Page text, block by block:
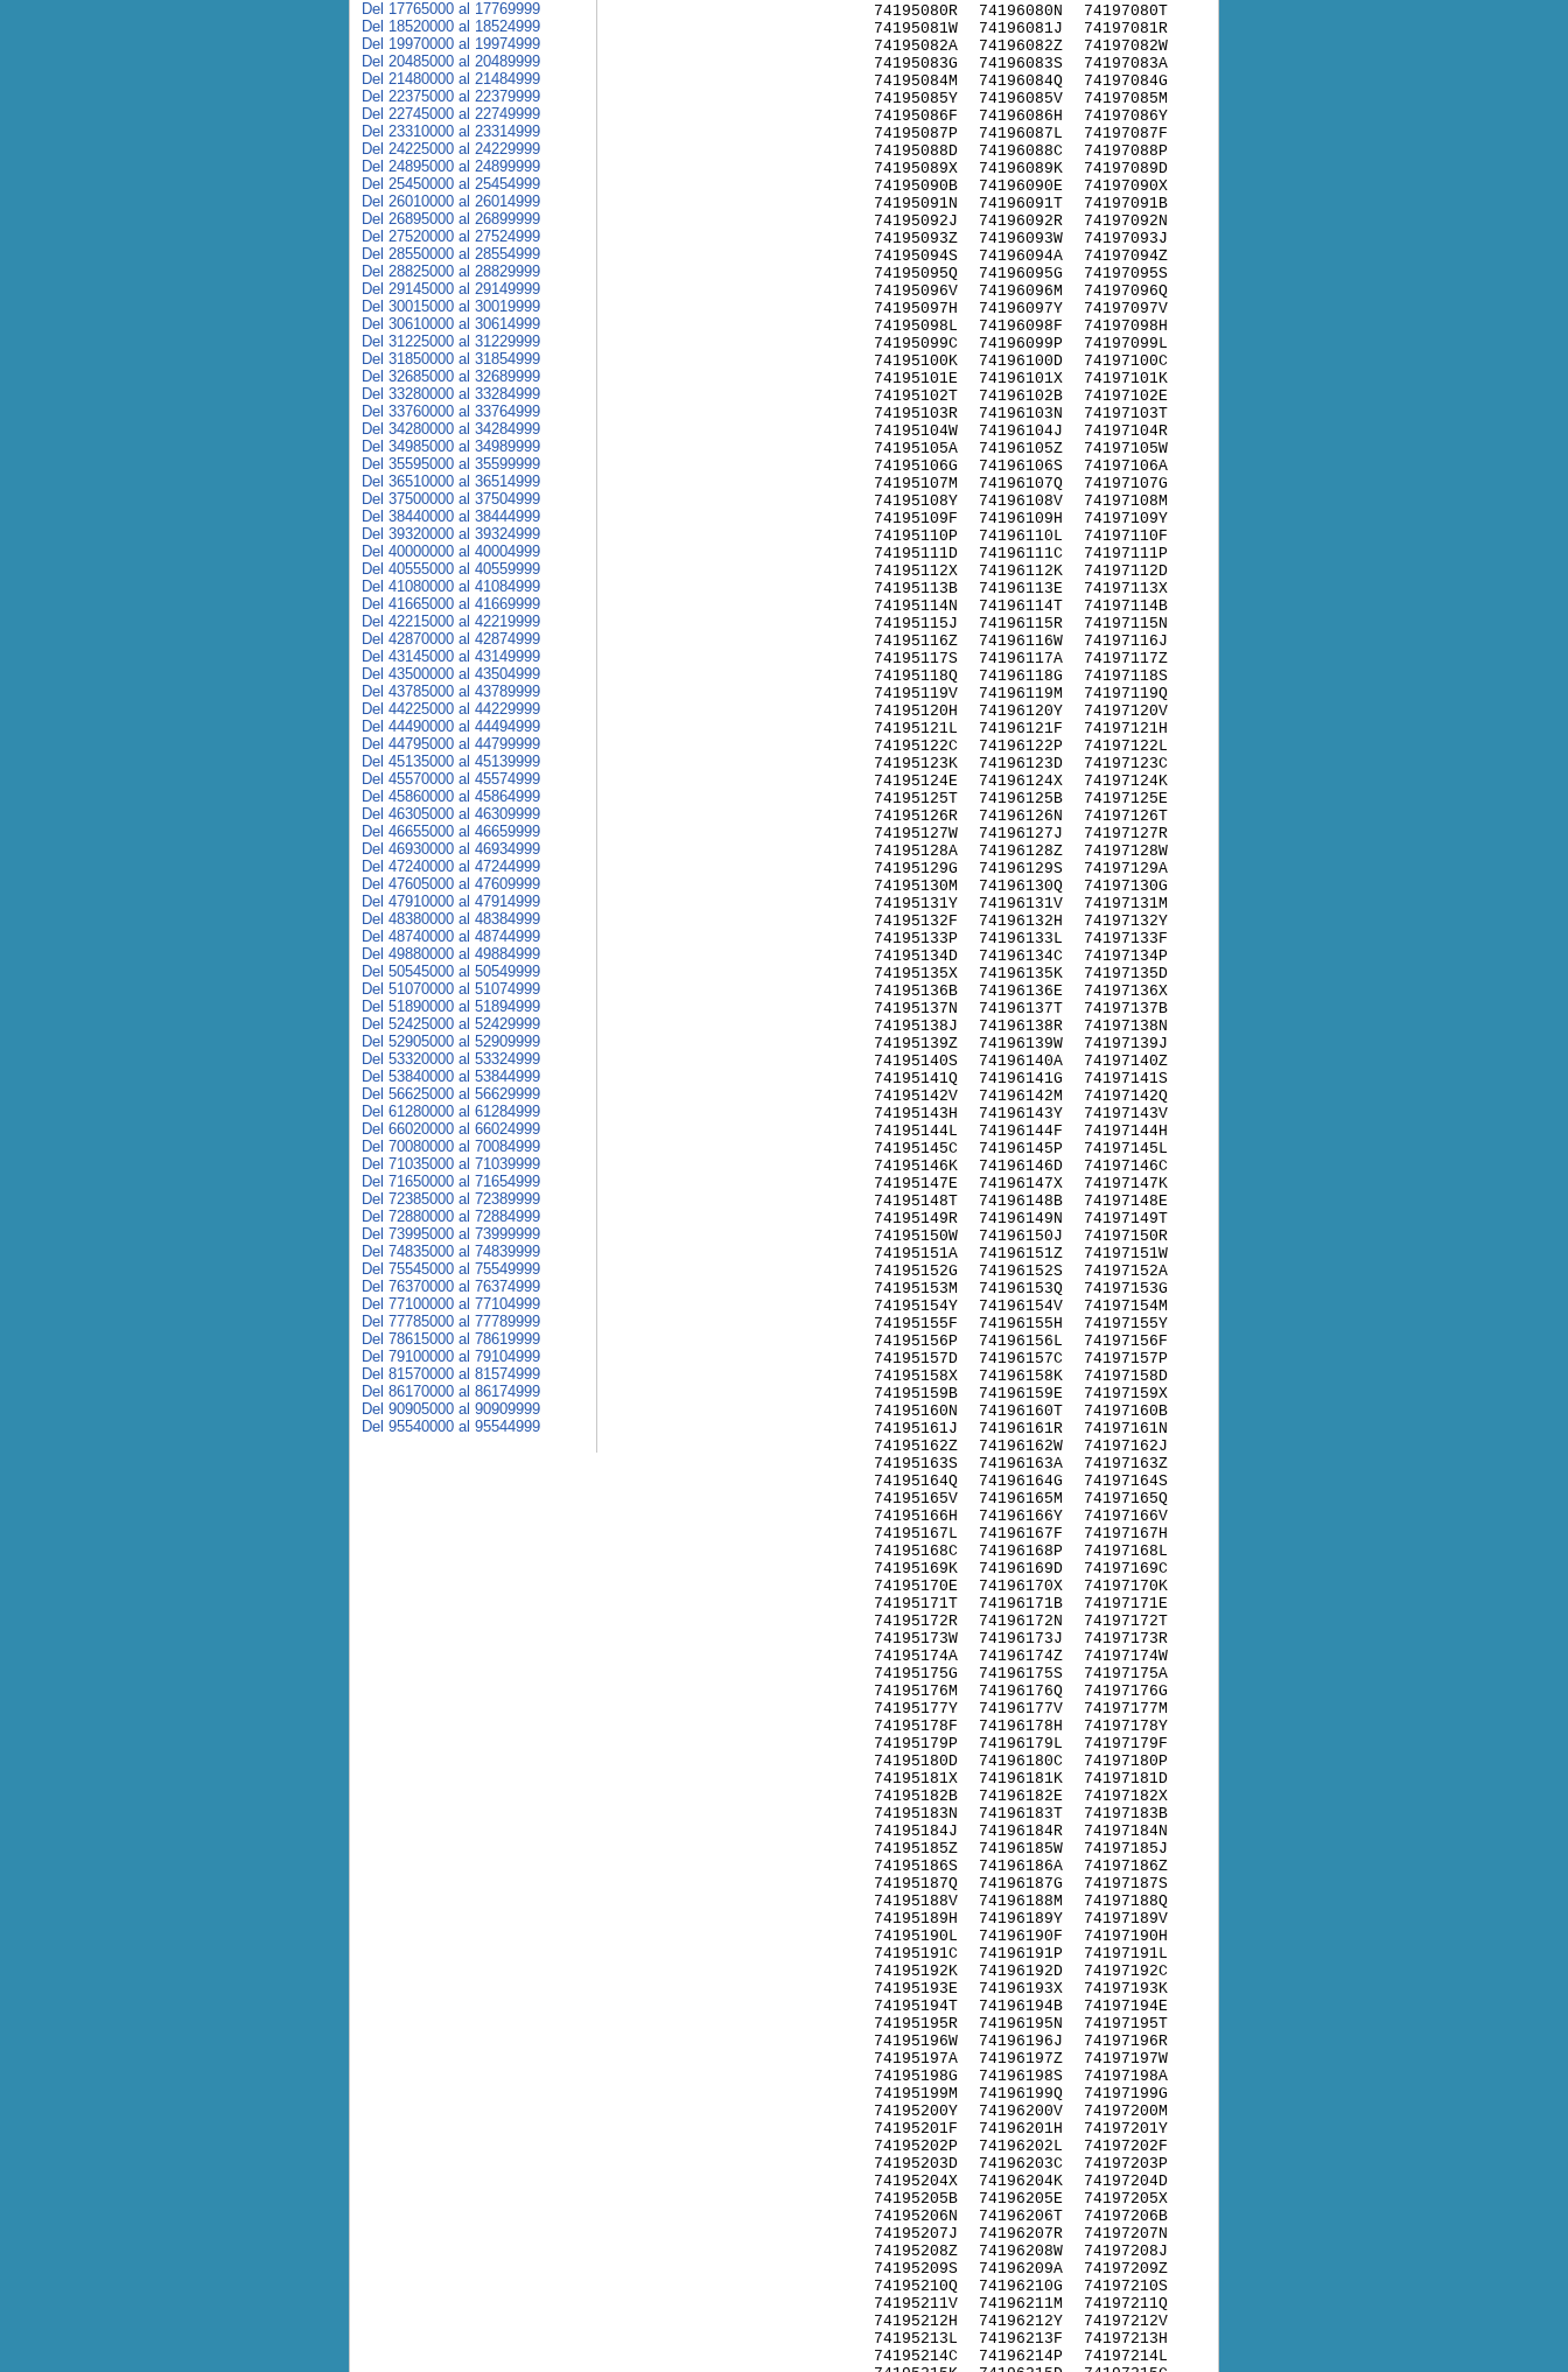
74195080R
74195081W
74195082A
74195083G
74195084M
74195085Y
74195086F
74195087P
74195088D
74195089X
74195090B
74195091N
74195092J
74195093Z
74195094S
74195095Q
74195096V
74195097H
74195098L
74195099C
74195100K
74195101E
74195102T
74195103R
74195104W
74195105A
74195106G
74195107M
74195108Y
74195109F
74195110P
74195111D
74195112X
74195113B
74195114N
74195115J
74195116Z
74195117S
74195118Q
74195119V
74195120H
74195121L
74195122C
74195123K
74195124E
74195125T
74195126R
74195127W
74195128A
74195129G
74195130M
74195131Y
74195132F
74195133P
74195134D
74195135X
74195136B
74195137N
74195138J
74195139Z
74195140S
74195141Q
74195142V
74195143H
74195144L
74195145C
74195146K
74195147E
74195148T
74195149R
74195150W
74195151A
74195152G
74195153M
74195154Y
74195155F
74195156P
74195157D
74195158X
74195159B
74195160N
74195161J
74195162Z
74195163S
74195164Q
74195165V
74195166H
74195167L
74195168C
74195169K
74195170E
74195171T
74195172R
74195173W
74195174A
74195175G
74195176M
74195177Y
74195178F
74195179P
74195180D
74195181X
74195182B
74195183N
74195184J
74195185Z
74195186S
74195187Q
74195188V
74195189H
74195190L
74195191C
74195192K
74195193E
74195194T
74195195R
74195196W
74195197A
74195198G
74195199M
74195200Y
74195201F
74195202P
74195203D
74195204X
74195205B
74195206N
74195207J
74195208Z
74195209S
74195210Q
74195211V
74195212H
74195213L
74195214C
74196080N
74196081J
74196082Z
74196083S
74196084Q
74196085V
74196086H
74196087L
74196088C
74196089K
74196090E
74196091T
74196092R
74196093W
74196094A
74196095G
74196096M
74196097Y
74196098F
74196099P
74196100D
74196101X
74196102B
74196103N
74196104J
74196105Z
74196106S
74196107Q
74196108V
74196109H
74196110L
74196111C
74196112K
74196113E
74196114T
74196115R
74196116W
74196117A
74196118G
74196119M
74196120Y
74196121F
74196122P
74196123D
74196124X
74196125B
74196126N
74196127J
74196128Z
74196129S
74196130Q
74196131V
74196132H
74196133L
74196134C
74196135K
74196136E
74196137T
74196138R
74196139W
74196140A
74196141G
74196142M
74196143Y
74196144F
74196145P
74196146D
74196147X
74196148B
74196149N
74196150J
74196151Z
74196152S
74196153Q
74196154V
74196155H
74196156L
74196157C
74196158K
74196159E
74196160T
74196161R
74196162W
74196163A
74196164G
74196165M
74196166Y
74196167F
74196168P
74196169D
74196170X
74196171B
74196172N
74196173J
74196174Z
74196175S
74196176Q
74196177V
74196178H
74196179L
74196180C
74196181K
74196182E
74196183T
74196184R
74196185W
74196186A
74196187G
74196188M
74196189Y
74196190F
74196191P
74196192D
74196193X
74196194B
74196195N
74196196J
74196197Z
74196198S
74196199Q
74196200V
74196201H
74196202L
74196203C
74196204K
74196205E
74196206T
74196207R
74196208W
74196209A
74196210G
74196211M
74196212Y
74196213F
74196214P
74197080T
74197081R
74197082W
74197083A
74197084G
74197085M
74197086Y
74197087F
74197088P
74197089D
74197090X
74197091B
74197092N
74197093J
74197094Z
74197095S
74197096Q
74197097V
74197098H
74197099L
74197100C
74197101K
74197102E
74197103T
74197104R
74197105W
74197106A
74197107G
74197108M
74197109Y
74197110F
74197111P
74197112D
74197113X
74197114B
74197115N
74197116J
74197117Z
74197118S
74197119Q
74197120V
74197121H
74197122L
74197123C
74197124K
74197125E
74197126T
74197127R
74197128W
74197129A
74197130G
74197131M
74197132Y
74197133F
74197134P
74197135D
74197136X
74197137B
74197138N
74197139J
74197140Z
74197141S
74197142Q
74197143V
74197144H
74197145L
74197146C
74197147K
74197148E
74197149T
74197150R
74197151W
74197152A
74197153G
74197154M
74197155Y
74197156F
74197157P
74197158D
74197159X
74197160B
74197161N
74197162J
74197163Z
74197164S
74197165Q
74197166V
74197167H
74197168L
74197169C
74197170K
74197171E
74197172T
74197173R
74197174W
74197175A
74197176G
74197177M
74197178Y
74197179F
74197180P
74197181D
74197182X
74197183B
74197184N
74197185J
74197186Z
74197187S
74197188Q
74197189V
74197190H
74197191L
74197192C
74197193K
74197194E
74197195T
74197196R
74197197W
74197198A
74197199G
74197200M
74197201Y
74197202F
74197203P
74197204D
74197205X
74197206B
74197207N
74197208J
74197209Z
74197210S
74197211Q
74197212V
74197213H
74197214L
Del 17765000 al 17769999
Del 18520000 al 18524999
Del 19970000 al 19974999
Del 20485000 al 20489999
Del 21480000 al 21484999
Del 22375000 al 22379999
Del 22745000 al 22749999
Del 23310000 al 23314999
Del 24225000 al 24229999
Del 24895000 al 24899999
Del 25450000 al 25454999
Del 26010000 al 26014999
Del 26895000 al 26899999
Del 27520000 al 27524999
Del 28550000 al 28554999
Del 28825000 al 28829999
Del 29145000 al 29149999
Del 30015000 al 30019999
Del 30610000 al 30614999
Del 31225000 al 31229999
Del 31850000 al 31854999
Del 32685000 al 32689999
Del 33280000 al 33284999
Del 33760000 al 33764999
Del 34280000 al 34284999
Del 34985000 al 34989999
Del 35595000 al 35599999
Del 36510000 al 36514999
Del 37500000 al 37504999
Del 38440000 al 38444999
Del 39320000 al 39324999
Del 40000000 al 40004999
Del 40555000 al 40559999
Del 41080000 al 41084999
Del 41665000 al 41669999
Del 42215000 al 42219999
Del 42870000 al 42874999
Del 43145000 al 43149999
Del 43500000 al 43504999
Del 43785000 al 43789999
Del 44225000 al 44229999
Del 44490000 al 44494999
Del 44795000 al 44799999
Del 45135000 al 45139999
Del 45570000 al 45574999
Del 45860000 al 45864999
Del 46305000 al 46309999
Del 46655000 al 46659999
Del 46930000 al 46934999
Del 47240000 al 47244999
Del 47605000 al 47609999
Del 47910000 al 47914999
Del 48380000 al 48384999
Del 48740000 al 48744999
Del 49880000 al 49884999
Del 50545000 al 50549999
Del 51070000 al 51074999
Del 51890000 al 51894999
Del 52425000 al 52429999
Del 52905000 al 52909999
Del 53320000 al 53324999
Del 53840000 al 53844999
Del 56625000 al 56629999
Del 61280000 al 61284999
Del 66020000 al 66024999
Del 70080000 al 70084999
Del 71035000 al 71039999
Del 71650000 al 71654999
Del 72385000 al 72389999
Del 72880000 al 72884999
Del 73995000 al 73999999
Del 74835000 al 74839999
Del 75545000 al 75549999
Del 76370000 al 76374999
Del 77100000 al 77104999
Del 77785000 al 77789999
Del 78615000 al 78619999
Del 79100000 al 79104999
Del 81570000 al 81574999
Del 86170000 al 86174999
Del 90905000 al 90909999
Del 95540000 al 95544999